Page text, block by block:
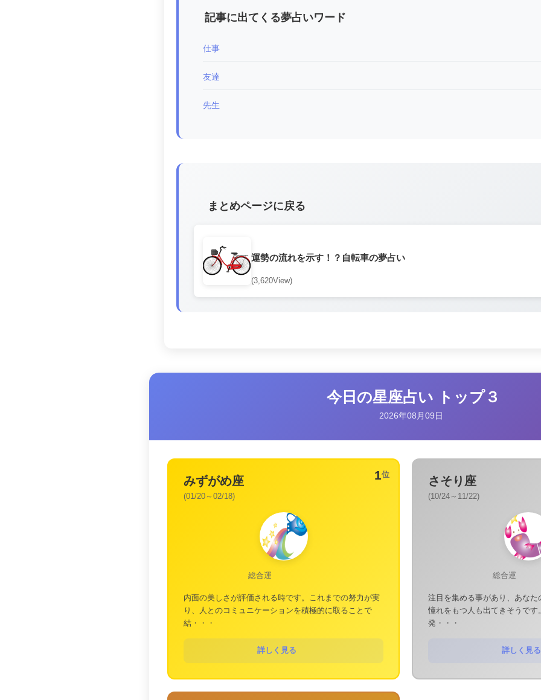
記事に出てくる夢占いワード
仕事
友達
先生
まとめページに戻る
運勢の流れを示す！？自転車の夢占い
(3,620View)
今日の星座占い トップ３
2026年08月09日
1位
みずがめ座
(01/20～02/18)
総合運
内面の美しさが評価される時です。これまでの努力が実
り、人とのコミュニケーションを積極的に取ることで
結・・・
詳しく見る
さそり座
(10/24～11/22)
総合運
注目を集める事があり、あな
憧れをもつ人も出てきそうで
発・・・
詳しく見る